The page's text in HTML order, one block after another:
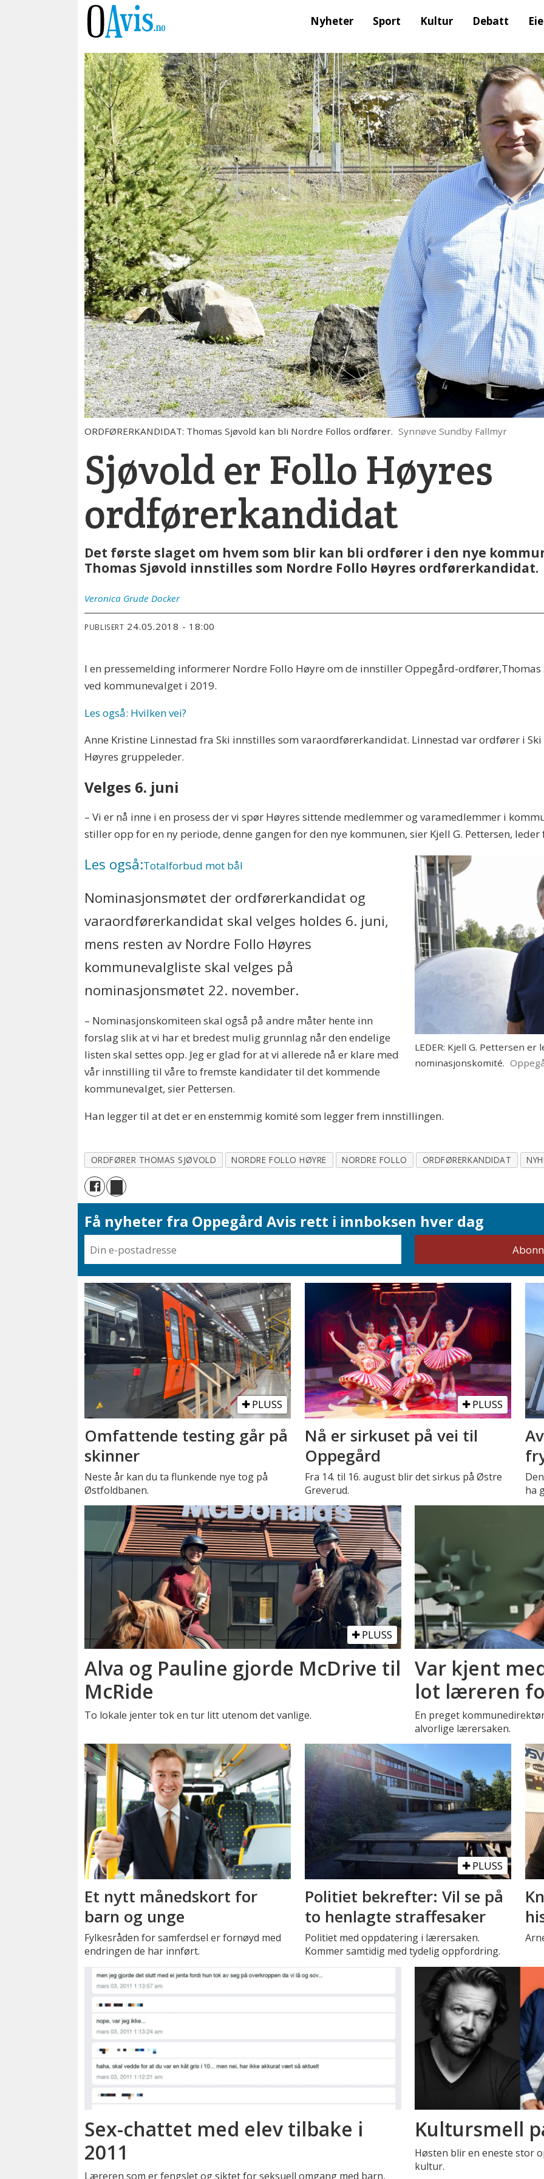
Nyheter Sport Kultur Debatt
ORDFØRERKANDIDAT: Thomas Sjøvold kan bli Nordre Follos ordfører. Synnøve Sundby Fallmyr
Sjøvold er Follo Høyres
ordførerkandidat
Det første slaget om hvem som blir kan bli ordfører i den nye
Thomas Sjøvold innstilles som Nordre Follo Høyres ordførerkandidat.
Veronica Grude Docker
PUBLISERT 24.05.2018 - 18:00
I en pressemelding informerer Nordre Follo Høyre om de innstiller Oppegård-
ved kommunevalget i 2019.
Les også: Hvilken vei?
Anne Kristine Linnestad fra Ski innstilles som varaordførerkandidat. Linnestad var ordfører i
Høyres gruppeleder.
Velges 6. juni
– Vi er nå inne i en prosess der vi spør Høyres sittende medlemmer og varamedlemmer i
stiller opp for en ny periode, denne gangen for den nye kommunen, sier Kjell G. Pettersen,
LEDER: Kjell G. Pettersen
nominasjonskomité.
Les også:Totalforbud mot bål
Nominasjonsmøtet der ordførerkandidat og
varaordførerkandidat skal velges holdes 6. juni,
mens resten av Nordre Follo Høyres
kommunevalgliste skal velges på
nominasjonsmøtet 22. november.
– Nominasjonskomiteen skal også på andre måter hente inn
forslag slik at vi har et bredest mulig grunnlag når den endelige
listen skal settes opp. Jeg er glad for at vi allerede nå er klare med
vår innstilling til våre to fremste kandidater til det kommende
kommunevalget, sier Pettersen.
Han legger til at det er en enstemmig komité som legger frem innstillingen.
ORDFØRER THOMAS SJØVOLD NORDRE FOLLO HØYRE NORDRE FOLLO ORDFØRERKANDIDAT
Få nyheter fra Oppegård Avis rett i innboksen hver dag
PLUSS
Omfattende testing går på
skinner
Neste år kan du ta flunkende nye tog på
Østfoldbanen.
PLUSS
Nå er sirkuset på vei til
Oppegård
Fra 14. til 16. august blir det sirkus på Østre
Greverud.
ha
PLUSS
Alva og Pauline gjorde McDrive til
McRide
To lokale jenter tok en tur litt utenom det vanlige.
Var kjent
lot læreren
En preget
alvorlige lærersaken.
Et nytt månedskort for
barn og unge
Fylkesråden for samferdsel er fornøyd med
endringen de har innført.
PLUSS
Politiet bekrefter: Vil se på
to henlagte straffesaker
Politiet med oppdatering i lærersaken.
Kommer samtidig med tydelig oppfordring.
Sex-chattet med elev tilbake i
2011
Læreren som er fengslet og siktet for seksuell omgang med barn,
Kultursmell
Høsten blir en eneste stor
kultur.